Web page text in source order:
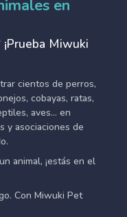
en
Miwuki
cientos de perros,
cobayas, ratas,
aves... en
y asociaciones de
animal, ¡estás en el
Con Miwuki Pet